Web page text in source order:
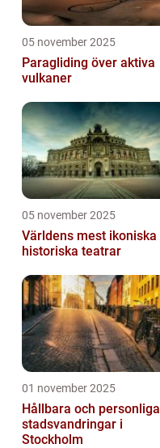
05 november 2025
Paragliding över aktiva
vulkaner
05 november 2025
Världens mest ikoniska
historiska teatrar
01 november 2025
Hållbara och personliga
stadsvandringar i
Stockholm